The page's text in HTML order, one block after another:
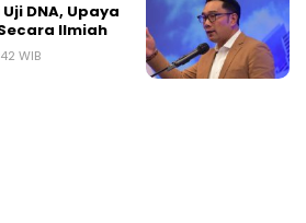
DNA, Upaya
Ilmiah
WIB